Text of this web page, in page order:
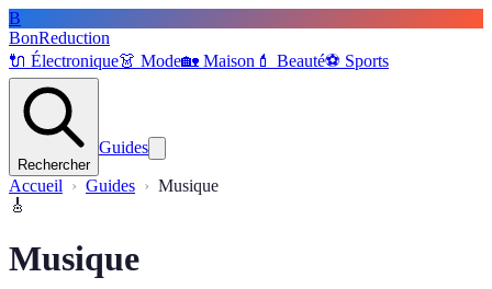
B
BonReduction
🔌 Électronique👗 Mode🏡 Maison 💄 Beauté⚽️ Sports
Rechercher
Guides
Accueil Guides
Musique
🎸
Musique